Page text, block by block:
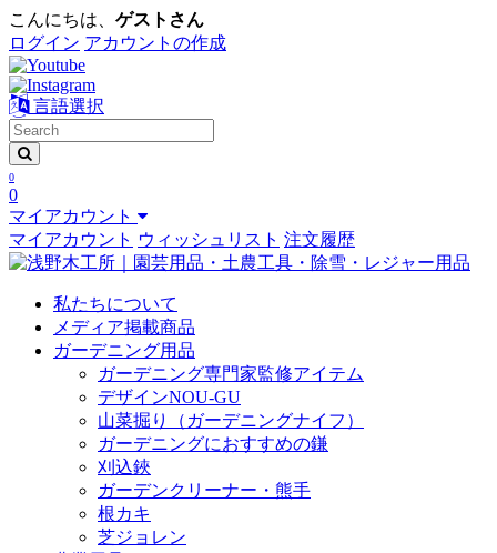
こんにちは、 ゲストさん
ログイン アカウントの作成
言語選択
0
0
マイアカウント
マイアカウント ウィッシュリスト 注文履歴
私たちについて
メディア掲載商品
ガーデニング用品
ガーデニング専門家監修アイテム
デザインNOU-GU
山菜掘り（ガーデニングナイフ）
ガーデニングにおすすめの鎌
刈込鋏
ガーデンクリーナー・熊手
根カキ
芝ジョレン